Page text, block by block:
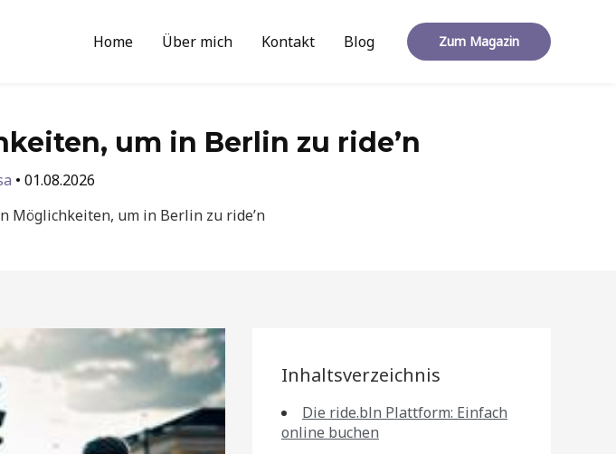
Home Über mich Kontakt Blog Zum Magazin
um in Berlin zu ride’n
• 01.08.2026
Möglichkeiten, um in Berlin zu ride’n
Inhaltsverzeichnis
Die ride.bln Plattform: Einfach
online buchen